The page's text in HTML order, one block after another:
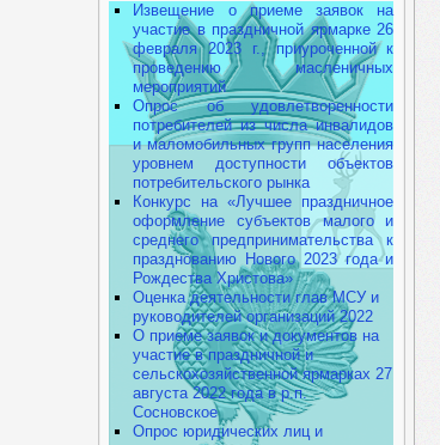
Извещение о приеме заявок на
участие в праздничной ярмарке 26
февраля 2023 г., приуроченной к
проведению масленичных
мероприятий
Опрос об удовлетворенности
потребителей из числа инвалидов
и маломобильных групп населения
уровнем доступности объектов
потребительского рынка
Конкурс на «Лучшее праздничное
оформление субъектов малого и
среднего предпринимательства к
празднованию Нового 2023 года и
Рождества Христова»
Оценка деятельности глав МСУ и
руководителей организаций 2022
О приеме заявок и документов на
участие в праздничной и
сельскохозяйственной ярмарках 27
августа 2022 года в р.п.
Сосновское
Опрос юридических лиц и